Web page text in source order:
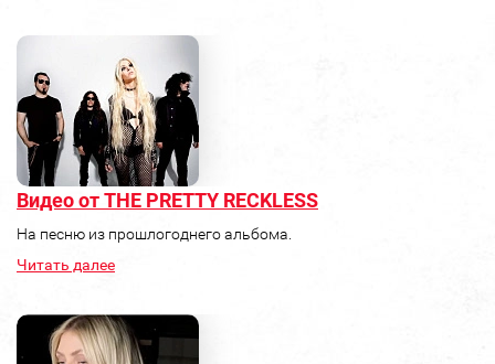
Видео от THE PRETTY RECKLESS
На песню из прошлогоднего альбома.
Читать далее